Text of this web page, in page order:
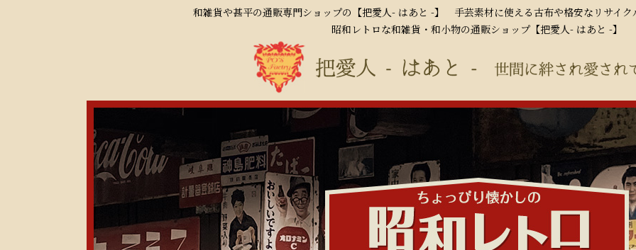
和雑貨や甚平の通販専門ショップの【把愛人- はあと -】 手芸素材に使える古布や格安なリサイク
昭和レトロな和雑貨・和小物の通販ショップ【把愛人- はあと -】